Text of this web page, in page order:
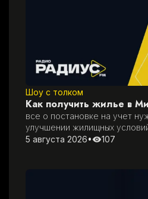
Шоу с толком
Как получить жилье в
все о постановке на учет
улучшении жилищных
5 августа 2026• 107